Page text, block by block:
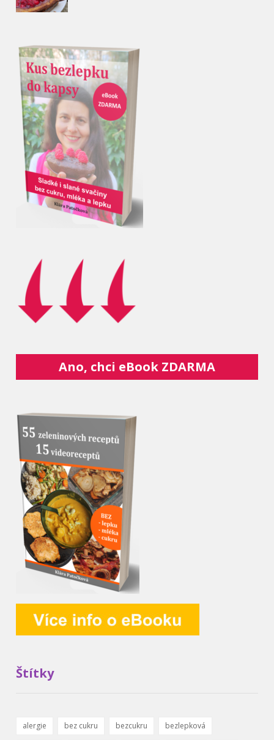
Ano, chci eBook ZDARMA
Štítky
alergie bez cukru bezcukru bezlepková